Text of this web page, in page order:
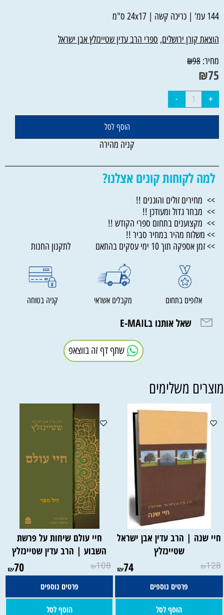
144 עמ' | כריכה קשה | 24x17 ס"מ
הוצאת קורן ירושלים, ספרי הרב עדין שטיינזלץ אבן ישראל
מחיר:
₪98
₪75
הוסף לסל
קניה מהירה
למה לקוחות קונים אצלנו?
>> מחירים זולים והוגנים !!
>> מבחר גדול ומעודכן !!
>> מקצוענים בתחום ספרי הקודש !!
>> משלוח מהיר במחיר סביר !!
>> זמן אספקה תוך 10 ימי עסקים בהתאם לתקנון החנות
אלופים בתחום מקבלים אשראי קניה בטוחה
שאל אותנו בE-MAIL
שתף דף זה בווצאפ
משלימים
חיי שנה | הרב עדין אבן ישראל
שטיינזלץ
₪128
₪74
פרטים נוספים
הוסף לסל
חיי עולם שיחות על פרשת
השבוע | הרב עדין שטיינזלץ
₪108
₪70
פרטים נוספים
הוסף לסל